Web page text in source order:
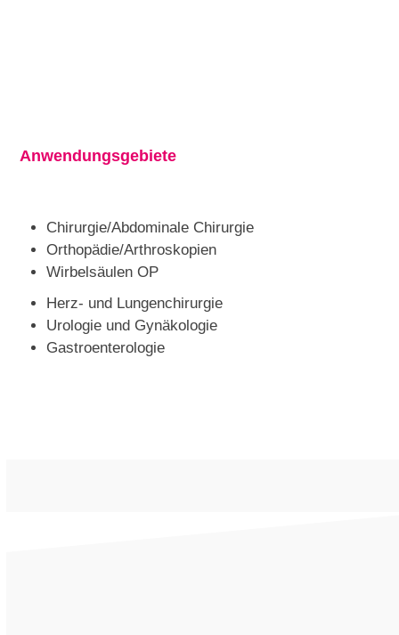
Anwendungsgebiete
Chirurgie/Abdominale Chirurgie
Orthopädie/Arthroskopien
Wirbelsäulen OP
Herz- und Lungenchirurgie
Urologie und Gynäkologie
Gastroenterologie